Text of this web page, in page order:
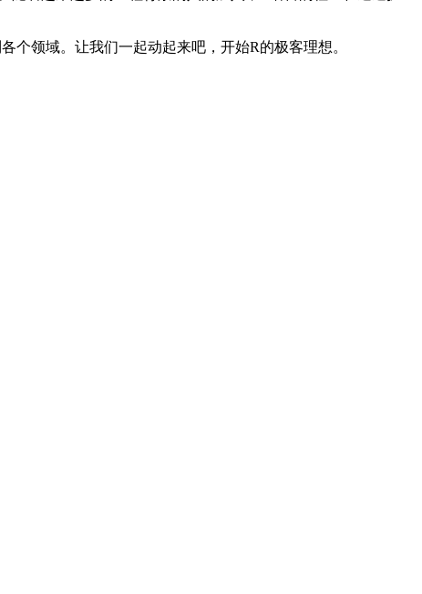
个领域。让我们一起动起来吧，开始R的极客理想。